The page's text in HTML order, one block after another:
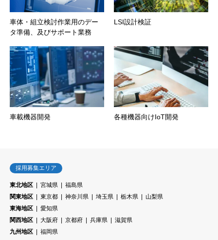
車体・組立検討作業用のデー
タ準備、及びサポート業務
LSI設計検証
車載機器開発 各種機器向けIoT開発
採用募集エリア
東北地区 宮城県
福島県
関東地区
東京都 神奈川県 埼玉県 栃木県
山梨県
東海地区
愛知県
関西地区
大阪府 京都府 兵庫県
滋賀県
九州地区
福岡県